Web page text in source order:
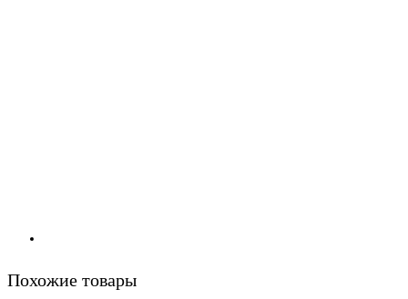
Похожие товары